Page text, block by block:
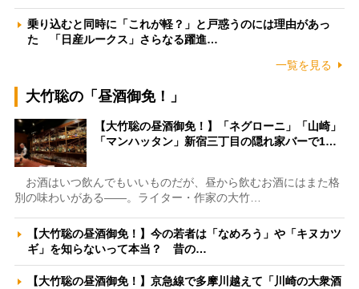
乗り込むと同時に「これが軽？」と戸惑うのには理由があっ
た 「日産ルークス」さらなる躍進…
一覧を見る
大竹聡の「昼酒御免！」
【大竹聡の昼酒御免！】「ネグローニ」「山崎」
「マンハッタン」新宿三丁目の隠れ家バーで1…
お酒はいつ飲んでもいいものだが、昼から飲むお酒にはまた格
別の味わいがある――。ライター・作家の大竹…
【大竹聡の昼酒御免！】今の若者は「なめろう」や「キヌカツ
ギ」を知らないって本当？ 昔の…
【大竹聡の昼酒御免！】京急線で多摩川越えて「川崎の大衆酒